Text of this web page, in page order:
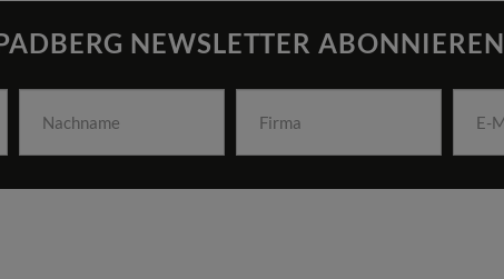
NEWSLETTER ABONNIEREN